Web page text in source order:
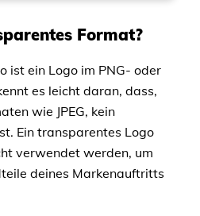
Format?
ist ein Logo im PNG- oder
es leicht daran, dass,
wie JPEG, kein
Ein transparentes Logo
verwendet werden, um
deines Markenauftritts